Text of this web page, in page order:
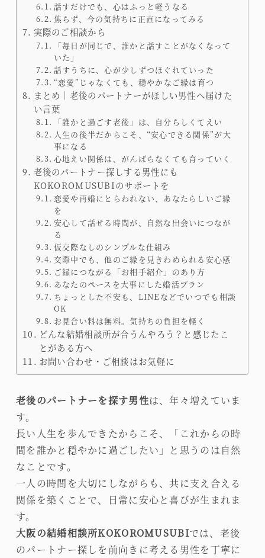
話すだけでも、心はふっと軽うなる
焦らず、今の気持ちに正直になってみる
実際のご相談から
「毎日が同じで、誰かと話すことがなくなって
いた」
話すうちに、心が少しずつほぐれていった
“恋愛”じゃなくても、穏やかなご縁は育つ
まとめ｜老後のパートナーがほしい男性へ届けた
い言葉
「誰かと過ごす老後」は、自分らしくてえい
人生の後半だからこそ、“安心できる関係”が大
事になる
心地えい関係は、がんばらなくても育っていく
老後のパートナー探しする男性にも
KOKOROMUSUBIのサポートを
恋愛や再婚にとらわれない、あなたらしいご縁
を
安心して話せる時間が、自然な出会いにつなが
る
仮交際なしのシンプルな仕組み
交際中でも、他のご縁を見きわめられる安心感
ご縁につながる「お相手紹介」のあり方
あなたのペースを大事にした婚活プラン
ちょっとした不安も、LINEなどでいつでも相談
OK
お見合い料は無料。気持ちの負担を軽く
どんな結婚相談所が合うんやろう？と感じたこ
とがある方へ
お問い合わせ・ご相談はお気軽に
老後のパートナーを探す男性は、年々増えていま
す。
長い人生を歩んできたからこそ、「これからの時
間を誰かと穏やかに過ごしたい」と思うのは自然
なことです。
一人の時間を大切にしながらも、共に支え合える
関係を築くことで、日常に安心と喜びが生まれま
す。
大阪の結婚相談所KOKOROMUSUBIでは、老後
のパートナー探しを前向きに考える男性を丁寧に